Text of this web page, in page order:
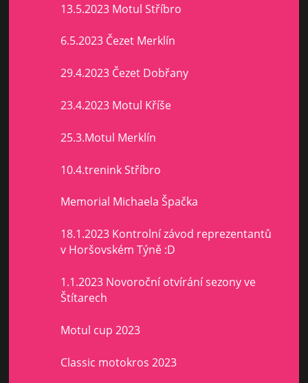
13.5.2023 Motul Stříbro
6.5.2023 Čezet Merklín
29.4.2023 Čezet Dobřany
23.4.2023 Motul Kříše
25.3.Motul Merklín
10.4.trenink Stříbro
Memorial Michaela Špačka
18.1.2023 Kontrolní závod reprezentantů
v Horšovském Týně :D
1.1.2023 Novoroční otvírání sezony ve
Štítarech
Motul cup 2023
Classic motokros 2023